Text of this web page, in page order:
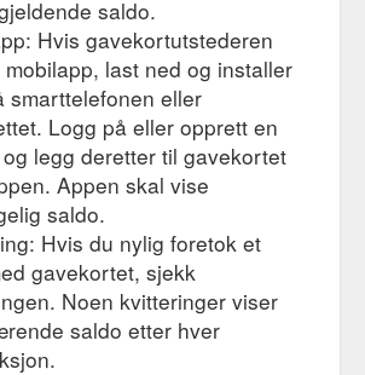
saldo.
Hvis gavekortutstederen
mobilapp, last ned og installer
smarttelefonen eller
Logg på eller opprett en
legg deretter til gavekortet
Appen skal vise
saldo.
Hvis du nylig foretok et
gavekortet, sjekk
Noen kvitteringer viser
saldo etter hver